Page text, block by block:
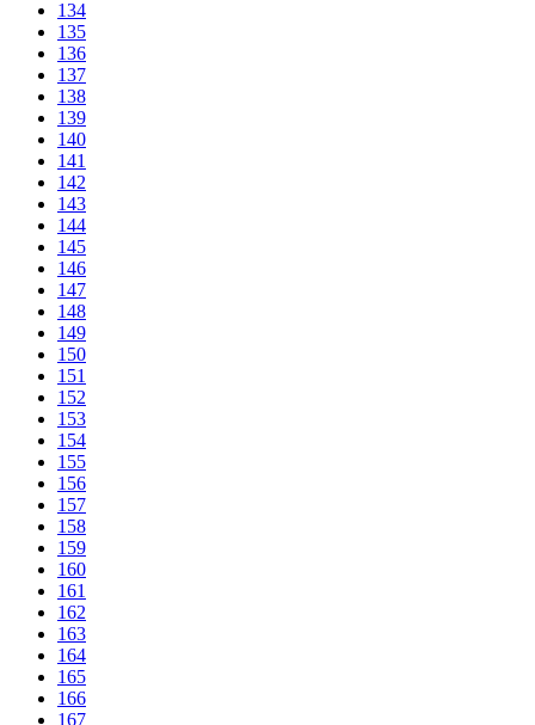
134
135
136
137
138
139
140
141
142
143
144
145
146
147
148
149
150
151
152
153
154
155
156
157
158
159
160
161
162
163
164
165
166
167